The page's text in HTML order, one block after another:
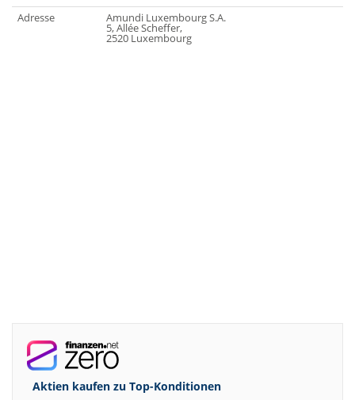
Adresse Amundi Luxembourg S.A.
5, Allée Scheffer,
2520 Luxembourg
Aktien kaufen zu Top-Konditionen